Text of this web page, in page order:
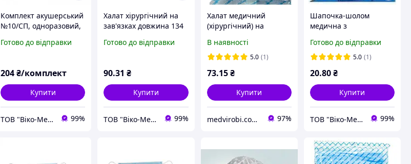
Комплект акушерський
№10/СП, одноразовий,
Готово до відправки
204₴/комплект
Купити
ТОВ "Віко-Мед" 99%
Халат хірургічний на
зав'язках довжина 134
35 г/м2 ) стерильний
Готово до відправки
90.31 ₴
Купити
ТОВ "Віко-Мед" 99%
Халат медичний
(хірургічний) на
120 см (розмір 46-48
(М)) «Славна®»
стерильний (шт)
В наявності
5.0 (1)
73.15 ₴
Купити
medvirobi.com.ua 97%
Шапочка-шолом
медична з
смужкою
(СМС+спанлейс-35г/
Готово до відправки
5.0 (1)
20.80₴
Купити
ТОВ "Віко-Мед" 99%